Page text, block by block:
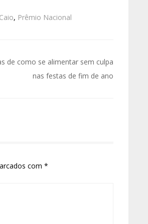
, Prêmio Nacional
de como se alimentar sem culpa
nas festas de fim de ano
com *